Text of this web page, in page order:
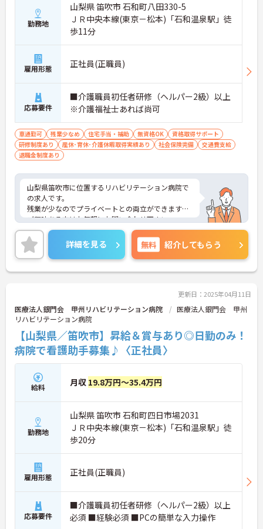
勤務地
山梨県 笛吹市 石和町八田330-5
ＪＲ中央本線(東京－松本)「石和温泉駅」徒
歩11分
雇用形態 正社員(正職員)
応募要件
■介護職員初任者研修（ヘルパー2級）以上
※介護福祉士あれば尚可
車通勤可 残業少なめ 住宅手当・補助 無資格OK
資格取得サポート
研修制度あり
産休･育休･介護休暇取得実績あり 社会保険完備
交通費支給
退職金制度あり
山梨県笛吹市に位置するリハビリテーション病院で
の求人です。
残業が少なのでプライベートとの両立ができます。
ご興味ある方はお気軽にお問い合わせ下さい。
詳細を見る 無料 紹介してもらう
更新日：2025年04月11日
医療法人銀門会 甲州リハビリテーション病院
医療法人銀門会 甲州
リハビリテーション病院
【山梨県／笛吹市】昇給＆賞与あり◎日勤のみ！
病院で看護助手募集♪〈正社員〉
給料 月収 19.8万円～35.4万円
勤務地
山梨県 笛吹市 石和町四日市場2031
ＪＲ中央本線(東京－松本)「石和温泉駅」徒
歩20分
雇用形態 正社員(正職員)
応募要件
■介護職員初任者研修（ヘルパー2級）以上
必須 ■経験必須 ■PCの簡単な入力操作